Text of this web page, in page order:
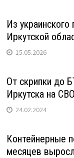
Из
Иркутской
15.05.2026
От скрипки до
Иркутска на
24.02.2024
Контейнерные
месяцев